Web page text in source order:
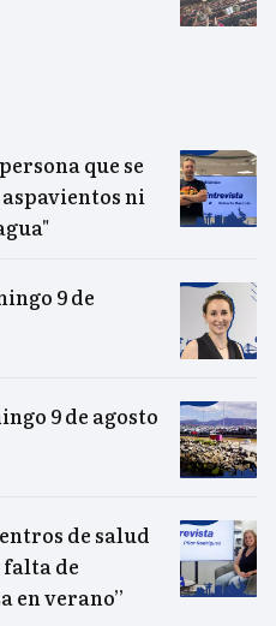
que se
aspavientos ni
9 de
9 de agosto
de salud
de
en verano”